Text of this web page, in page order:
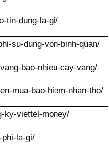
tin-dung-la-gi/
su-dung-von-binh-quan/
bao-nhieu-cay-vang/
mua-bao-hiem-nhan-tho/
ky-viettel-money/
phi-la-gi/